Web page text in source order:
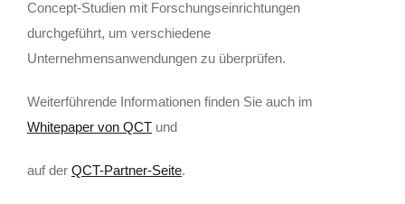
Concept-Studien mit Forschungseinrichtungen
durchgeführt, um verschiedene
Unternehmensanwendungen zu überprüfen.
Weiterführende Informationen finden Sie auch im
Whitepaper von QCTund
auf der QCT-Partner-Seite.